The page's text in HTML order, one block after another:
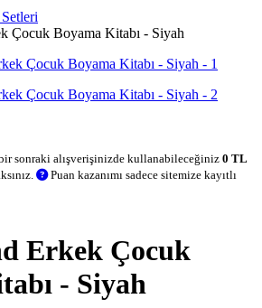
Çocuk Boyama Kitabı - Siyah
bir sonraki alışverişinizde kullanabileceğiniz 0 TL
Puan kazanımı sadece sitemize kayıtlı
Erkek Çocuk
- Siyah